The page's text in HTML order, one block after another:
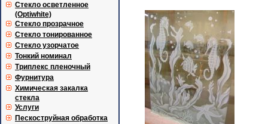
Стекло осветленное
(Optiwhite)
Стекло прозрачное
Стекло тонированное
Стекло узорчатое
Тонкий номинал
Триплекс пленочный
Фурнитура
Химическая закалка
стекла
Услуги
Пескоструйная обработка